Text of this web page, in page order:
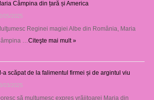
Câmpina din țară și America
05/2025
Reginei magiei Albe din România, Maria
…Citeşte mai mult »
a scăpat de la falimentul firmei și de argintul viu
03/2025
să mulţumesc expres vrăjitoarei Maria din